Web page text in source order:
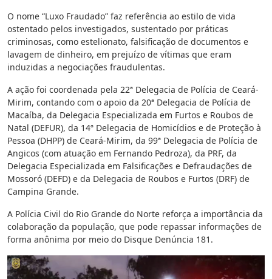
O nome “Luxo Fraudado” faz referência ao estilo de vida
ostentado pelos investigados, sustentado por práticas
criminosas, como estelionato, falsificação de documentos e
lavagem de dinheiro, em prejuízo de vítimas que eram
induzidas a negociações fraudulentas.
A ação foi coordenada pela 22ª Delegacia de Polícia de Ceará-
Mirim, contando com o apoio da 20ª Delegacia de Polícia de
Macaíba, da Delegacia Especializada em Furtos e Roubos de
Natal (DEFUR), da 14ª Delegacia de Homicídios e de Proteção à
Pessoa (DHPP) de Ceará-Mirim, da 99ª Delegacia de Polícia de
Angicos (com atuação em Fernando Pedroza), da PRF, da
Delegacia Especializada em Falsificações e Defraudações de
Mossoró (DEFD) e da Delegacia de Roubos e Furtos (DRF) de
Campina Grande.
A Polícia Civil do Rio Grande do Norte reforça a importância da
colaboração da população, que pode repassar informações de
forma anônima por meio do Disque Denúncia 181.